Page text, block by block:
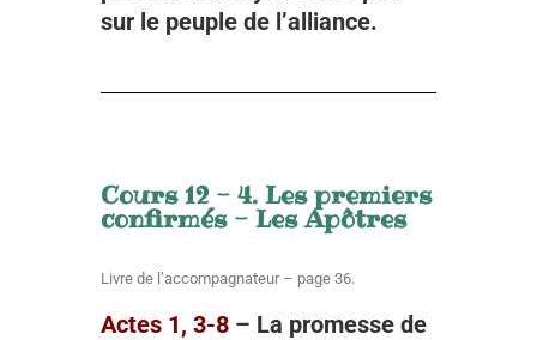
sur le peuple de l’alliance.
Cours 12 - 4. Les premiers
confirmés - Les Apôtres
Livre de l’accompagnateur – page 36.
Actes 1, 3-8 – La promesse de